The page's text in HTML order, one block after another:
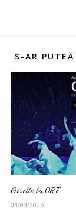
S-AR
Giselle la ORT
03/04/2026